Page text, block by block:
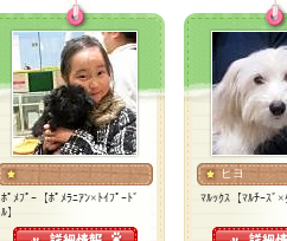
ﾎﾟﾒﾌﾟｰ【ﾎﾟﾒﾗﾆｱﾝ×ﾄｲﾌﾟｰﾄﾞ
ﾙ】
ヒヨ
ﾏﾙｯｸｽ【ﾏﾙﾁｰｽﾞ×